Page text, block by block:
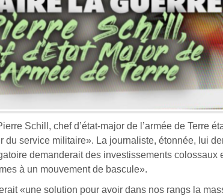
Schill, chef d’état-major de l’armée de Terre
du service militaire». La journaliste, étonnée, lui
demanderait des investissements colossaux
à un mouvement de bascule».
«une solution pour avoir dans nos rangs la